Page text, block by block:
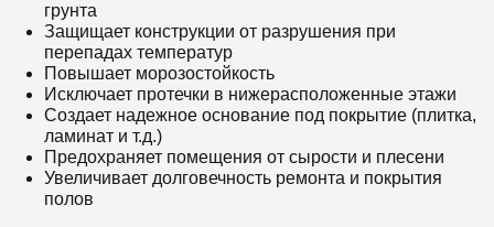
грунта
Защищает конструкции от разрушения при
перепадах температур
Повышает морозостойкость
Исключает протечки в нижерасположенные этажи
Создает надежное основание под покрытие (плитка,
ламинат и т.д.)
Предохраняет помещения от сырости и плесени
Увеличивает долговечность ремонта и покрытия
полов